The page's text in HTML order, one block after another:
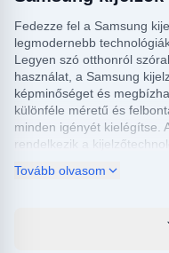
Fedezze fel a Samsung
legmodernebb
Legyen szó otthonról
használat, a Samsung
képminőséget és
különféle méretű és
minden igényét kielégítse.
rendelkezik a
A Samsung kijelzőkkel
gazdagodnak, hanem a
emelkedik. A fejlett
Samsung kijelzők
Tovább olvasom